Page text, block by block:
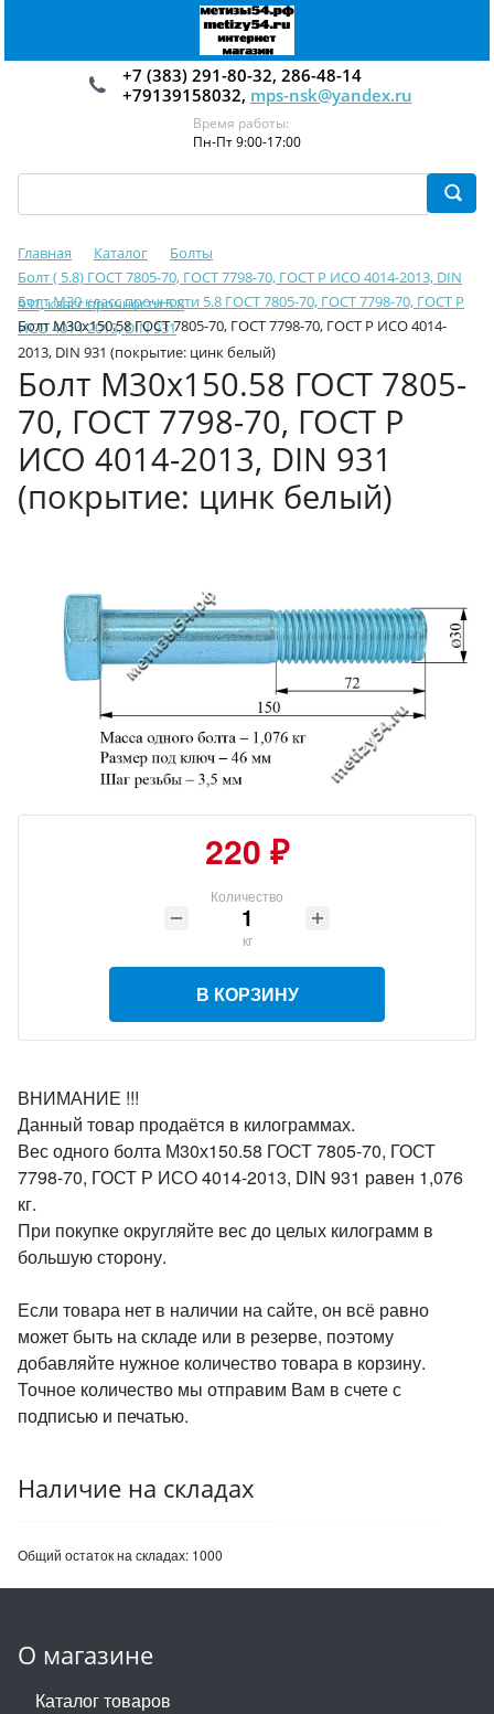
+7 (383) 291-80-32, 286-48-14
+79139158032, mps-nsk@yandex.ru
Время работы:
Пн-Пт 9:00-17:00
Главная Каталог
Болты
Болт ( 5.8) ГОСТ 7805-70, ГОСТ 7798-70, ГОСТ Р ИСО 4014-2013, DIN
931, класс прочности 5.8
Болт М30 класс прочности 5.8 ГОСТ 7805-70, ГОСТ 7798-70, ГОСТ Р
ИСО 4014-2013, DIN 931
Болт М30х150.58 ГОСТ 7805-70, ГОСТ 7798-70, ГОСТ Р ИСО 4014-
2013, DIN 931 (покрытие: цинк белый)
Болт М30х150.58 ГОСТ 7805-
70, ГОСТ 7798-70, ГОСТ Р
ИСО 4014-2013, DIN 931
(покрытие: цинк белый)
220 ₽
Количество
кг
В КОРЗИНУ
ВНИМАНИЕ !!!
Данный товар продаётся в килограммах.
Вес одного болта М30х150.58 ГОСТ 7805-70, ГОСТ
7798-70, ГОСТ Р ИСО 4014-2013, DIN 931 равен 1,076
кг.
При покупке округляйте вес до целых килограмм в
большую сторону.
Если товара нет в наличии на сайте, он всё равно
может быть на складе или в резерве, поэтому
добавляйте нужное количество товара в корзину.
Точное количество мы отправим Вам в счете с
подписью и печатью.
Наличие на складах
Общий остаток на складах: 1000
О магазине
Каталог товаров